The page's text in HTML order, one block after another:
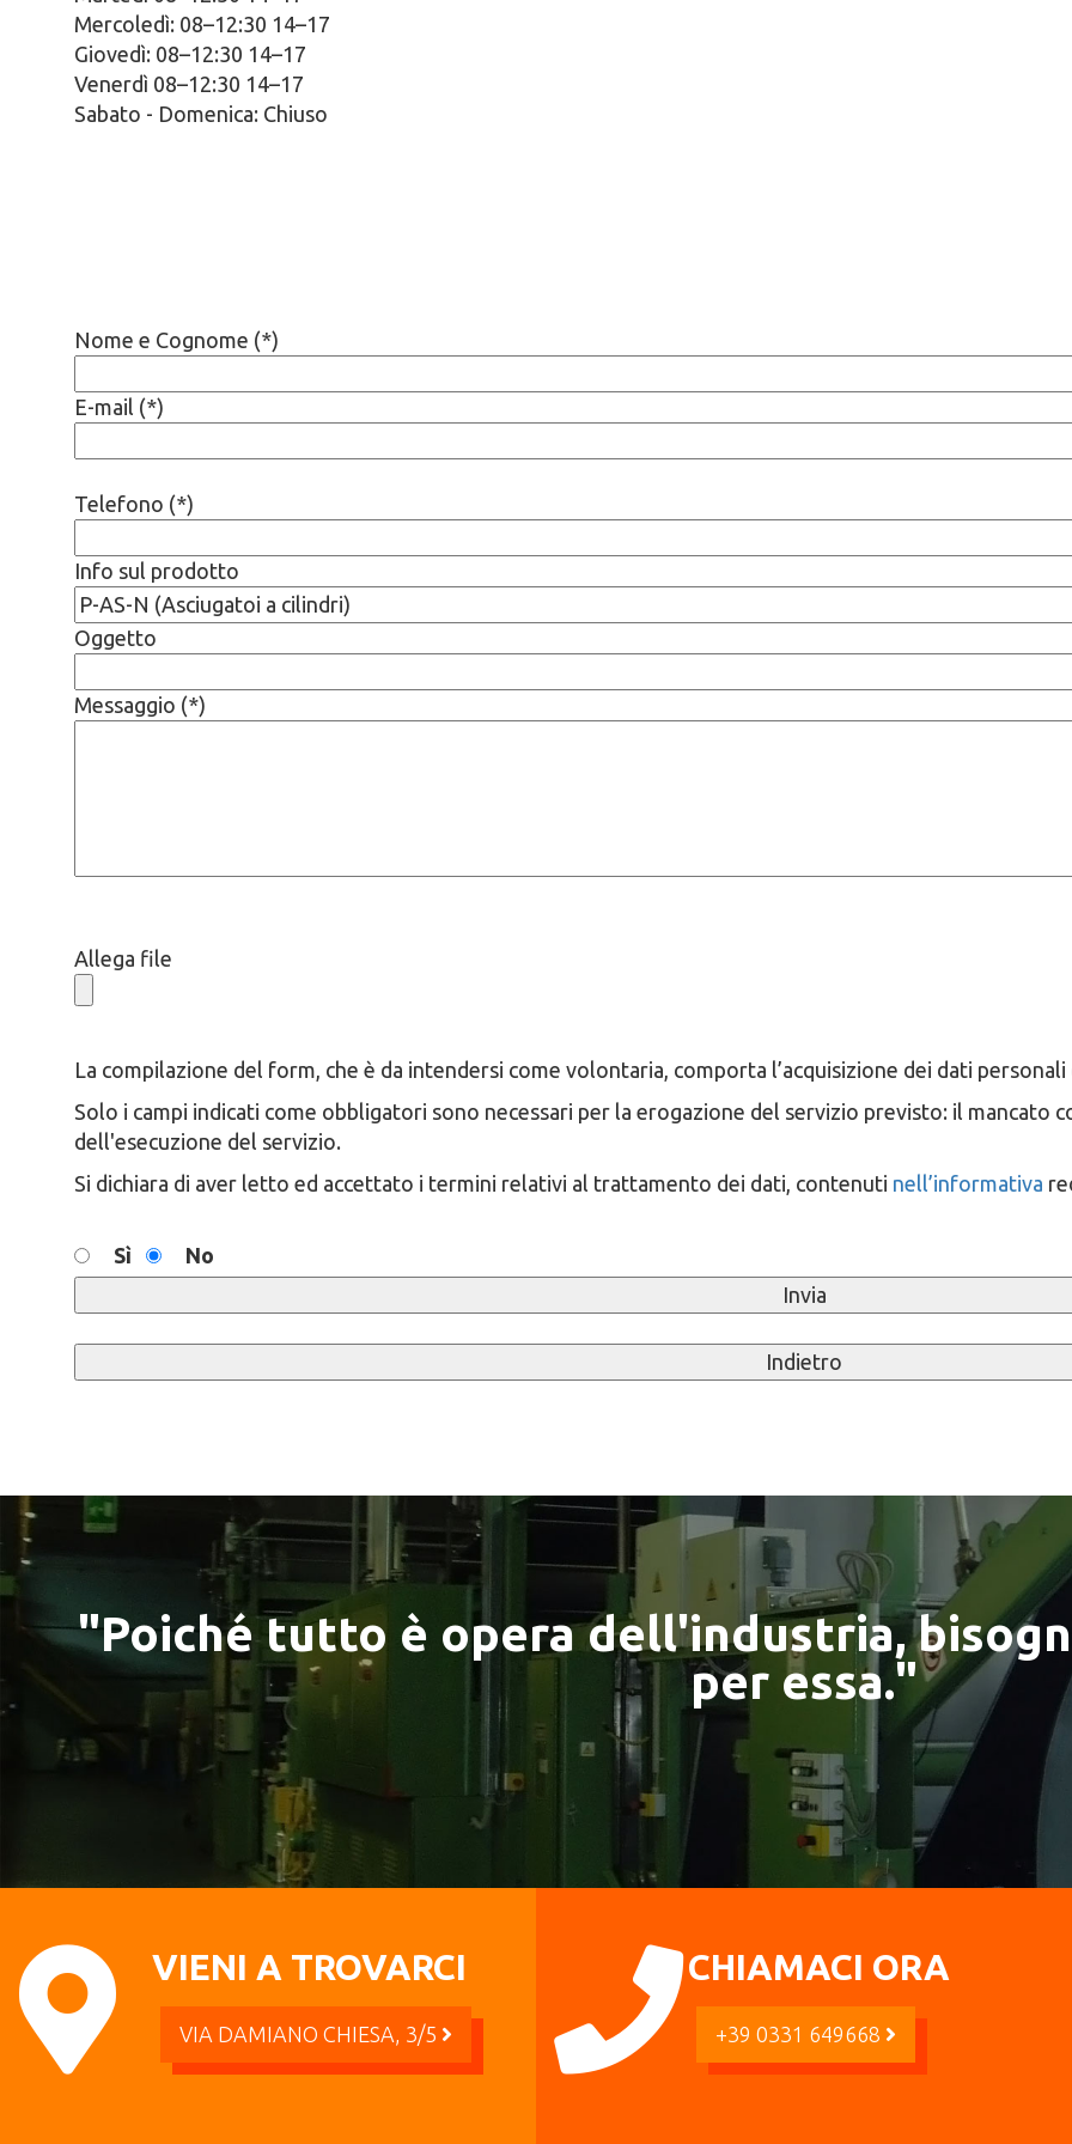
Mercoledì: 08–12:30 14–17
Giovedì: 08–12:30 14–17
Venerdì 08–12:30 14–17
Sabato - Domenica: Chiuso
Nome e Cognome (*)
E-mail (*)
Telefono (*)
Info sul prodotto
Oggetto
Messaggio (*)
Allega file
La compilazione del form, che è da intendersi come volontaria, comporta l’acquisizione dei dati personali
Solo i campi indicati come obbligatori sono necessari per la erogazione del servizio previsto: il mancato
dell'esecuzione del servizio.
Si dichiara di aver letto ed accettato i termini relativi al trattamento dei dati, contenuti nell’informativa
Sì No
"Poiché tutto è opera dell'industria,
per essa."
VIENI A TROVARCI
VIA DAMIANO CHIESA, 3/5
CHIAMACI ORA
+39 0331 649668